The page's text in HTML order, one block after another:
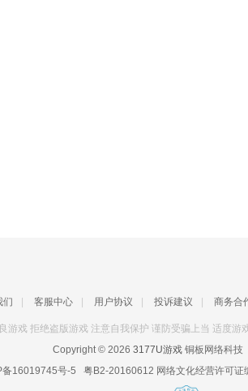
们 客服中心 用户协议 投诉建议 商务合
游戏 拒绝盗版游戏 注意自我保护 谨防受骗上当 适度游
Copyright © 2026 3177U游戏铜板网络科技
备16019745号-5 粤B2-20160612 网络文化经营许可证